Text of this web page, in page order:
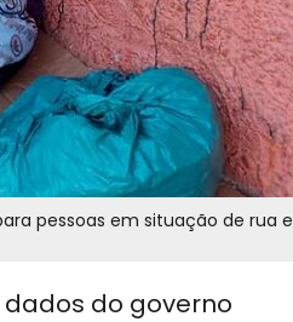
pessoas em situação de rua e
do governo